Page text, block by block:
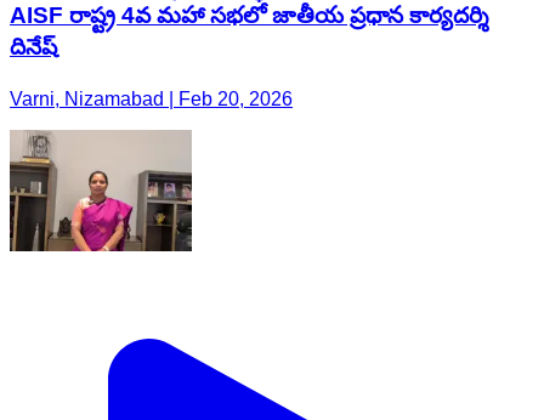
AISF రాష్ట్ర 4వ మహా సభలో జాతీయ ప్రధాన కార్యదర్శి
దినేష్
Varni, Nizamabad | Feb 20, 2026